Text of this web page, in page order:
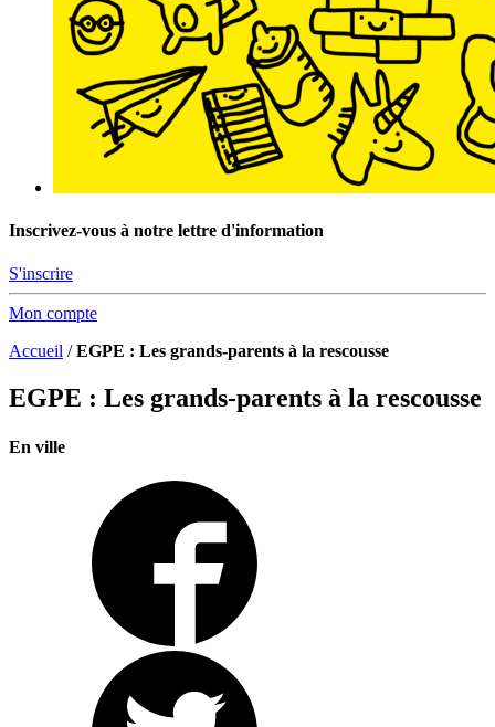
Inscrivez-vous à notre lettre d'information
S'inscrire
Mon compte
Accueil /EGPE : Les grands-parents à la rescousse
EGPE : Les grands-parents à la rescousse
En ville